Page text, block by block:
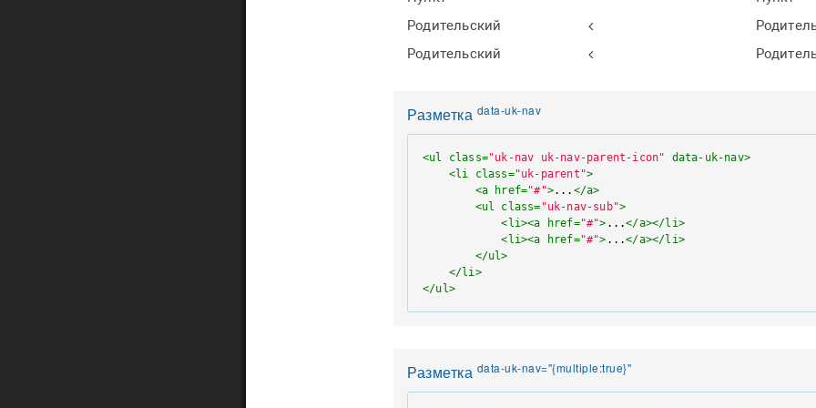
Родительский
Родительский
Разметка data-uk-nav
<ul class="uk-nav uk-nav-parent-icon" data-uk-nav>
<li class="uk-parent">
<a href="#">... </a>
<ul class= "uk-nav-sub">
< li><a href="#"> ...</a></li>
< li><a href="#"> ...</a></li>
</ul>
</li>
</ul>
Разметка data-uk-nav="{multiple:true}"